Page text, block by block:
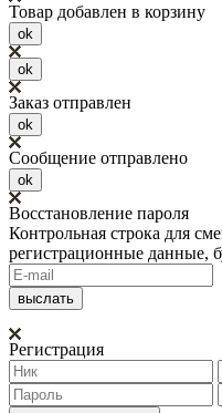
Товар добавлен в корзину
ok
ok
Заказ отправлен
ok
Сообщение отправлено
ok
Восстановление пароля
Контрольная строка для
регистрационные данные,
Регистрация